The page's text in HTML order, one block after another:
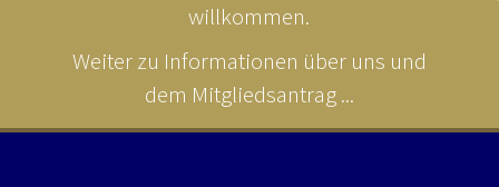
willkommen.
Weiter zu Informationen über uns und
dem Mitgliedsantrag ...